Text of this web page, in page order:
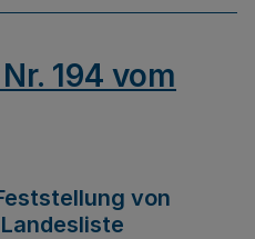
194 vom
von